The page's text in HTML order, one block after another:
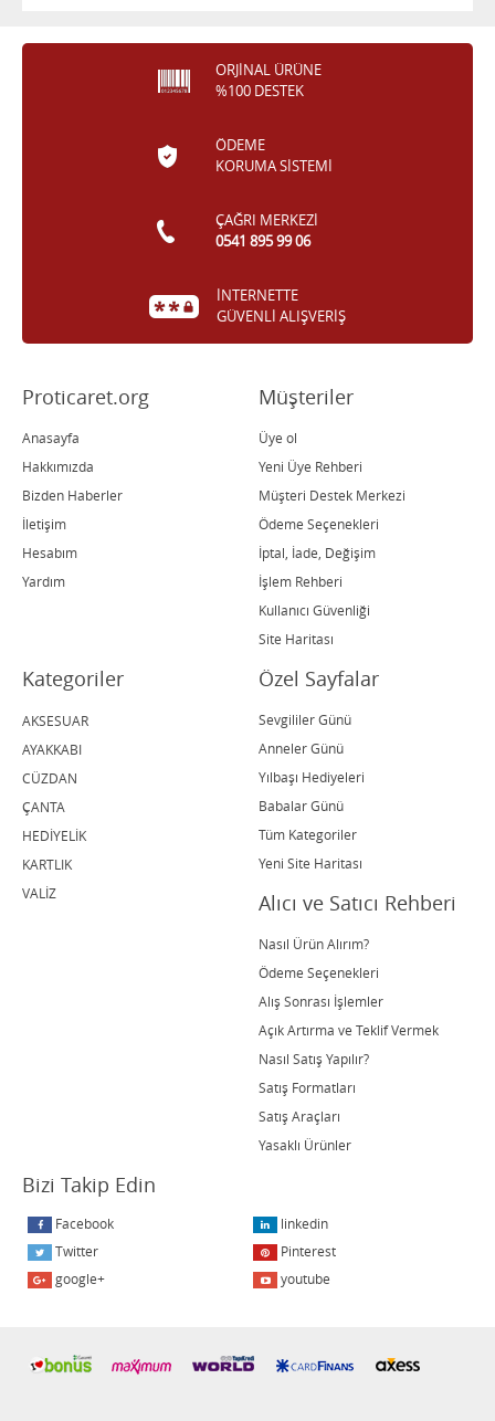
ORJİNAL ÜRÜNE
%100 DESTEK
ÖDEME
KORUMA SİSTEMİ
ÇAĞRI MERKEZİ
0541 895 99 06
İNTERNETTE
GÜVENLİ ALIŞVERİŞ
Proticaret.org
Anasayfa
Hakkımızda
Bizden Haberler
İletişim
Hesabım
Yardım
Müşteriler
Üye ol
Yeni Üye Rehberi
Müşteri Destek Merkezi
Ödeme Seçenekleri
İptal, İade, Değişim
İşlem Rehberi
Kullanıcı Güvenliği
Site Haritası
Kategoriler
AKSESUAR
AYAKKABI
CÜZDAN
ÇANTA
HEDİYELİK
KARTLIK
VALİZ
Özel Sayfalar
Sevgililer Günü
Anneler Günü
Yılbaşı Hediyeleri
Babalar Günü
Tüm Kategoriler
Yeni Site Haritası
Alıcı ve Satıcı Rehberi
Nasıl Ürün Alırım?
Ödeme Seçenekleri
Alış Sonrası İşlemler
Açık Artırma ve Teklif Vermek
Nasıl Satış Yapılır?
Satış Formatları
Satış Araçları
Yasaklı Ürünler
Bizi Takip Edin
Facebook
linkedin
Twitter
Pinterest
google+
youtube